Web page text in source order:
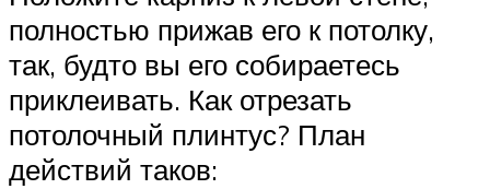
полностью прижав его к потолку,
так, будто вы его собираетесь
приклеивать. Как отрезать
потолочный плинтус? План
действий таков: